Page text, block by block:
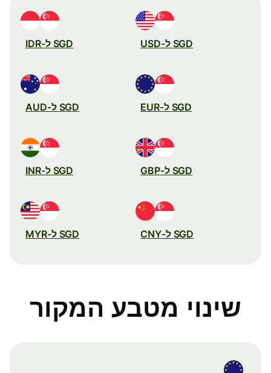
SGD ל-USD SGD ל-IDR
SGD ל-EUR SGD ל-AUD
SGD ל-GBP SGD ל-INR
SGD ל-CNY SGD ל-MYR
שינוי מטבע המקור